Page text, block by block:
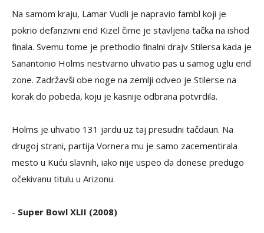
Na samom kraju, Lamar Vudli je napravio fambl koji je
pokrio defanzivni end Kizel čime je stavljena tačka na ishod
finala. Svemu tome je prethodio finalni drajv Stilersa kada je
Sanantonio Holms nestvarno uhvatio pas u samog uglu end
zone. Zadržavši obe noge na zemlji odveo je Stilerse na
korak do pobeda, koju je kasnije odbrana potvrdila.
Holms je uhvatio 131 jardu uz taj presudni tačdaun. Na
drugoj strani, partija Vornera mu je samo zacementirala
mesto u Kuću slavnih, iako nije uspeo da donese predugo
očekivanu titulu u Arizonu.
- Super Bowl XLII (2008)